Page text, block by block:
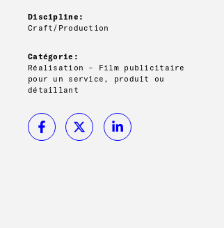
Discipline:
Craft/Production
Catégorie:
Réalisation – Film publicitaire
pour un service, produit ou
détaillant